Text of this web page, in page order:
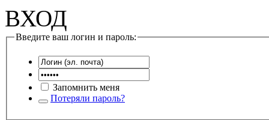
ВХОД
Введите ваш логин и пароль:
Запомнить меня
Потеряли пароль?